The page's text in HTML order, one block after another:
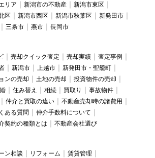
リア 新潟市の不動産
新潟市東区
区 新潟市西区 新潟市秋葉区
新発田市
三条市 燕市 長岡市
売却クイック査定 売却実績
査定事例
新潟市 上越市
新発田市・聖籠町
ンの売却 土地の売却
投資物件の売却
住み替え 相続 買取り
事故物件
仲介と買取の違い
不動産売却時の諸費用
ある質問
仲介手数料について
契約の種類とは 不動産会社選び
ン相談 リフォーム
賃貸管理